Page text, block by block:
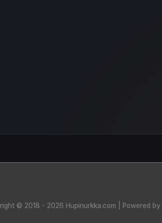
© 2018 - 2026 Hupinurkka.com | Powered by